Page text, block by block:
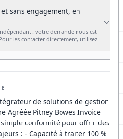
sans engagement, en
: votre demande nous est
de solutions de gestion
Agréée Pitney Bowes Invoice
simple conformité pour offrir des
: - Capacité à traiter 100 %